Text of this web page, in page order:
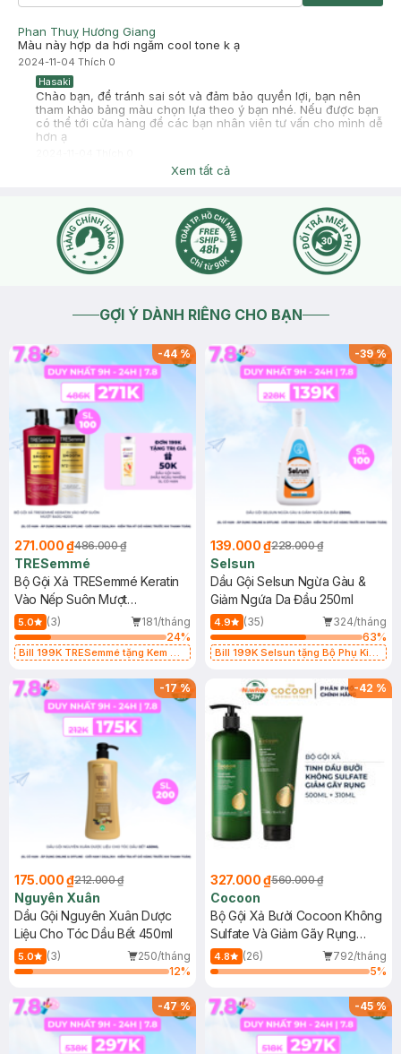
Phan Thuỵ Hương Giang
Màu này hợp da hơi ngăm cool tone k ạ
2024-11-04 Thích 0
Hasaki
Chào bạn, để tránh sai sót và đảm bảo quyền lợi, bạn nên
tham khảo bảng màu chọn lựa theo ý bạn nhé. Nếu được bạn
có thể tới cửa hàng để các bạn nhân viên tư vấn cho mình dễ
hơn ạ
Xem tất cả
GỢI Ý DÀNH RIÊNG CHO BẠN
-44%
271.000 ₫486.000 ₫
TRESemmé
Bộ Gội Xả TRESemmé Keratin
Vào Nếp Suôn Mượt
640g+620g
5.0 (3)
181/tháng
24%
Bill 199K TRESemmé tặng Kem Ủ
-39%
139.000 ₫228.000 ₫
Selsun
Dầu Gội Selsun Ngừa Gàu &
Giảm Ngứa Da Đầu 250ml
4.9 (35)
324/tháng
63%
Bill 199K Selsun tặng Bộ Phụ Kiện
-17%
175.000 ₫212.000 ₫
Nguyên Xuân
Dầu Gội Nguyên Xuân Dược
Liệu Cho Tóc Dầu Bết 450ml
5.0 (3)
250/tháng
12%
-42 %
327.000 ₫560.000 ₫
Cocoon
Bộ Gội Xả Bưởi Cocoon Không
Sulfate Và Giảm Gãy Rụng
500ml+310ml
4.8 (26)
792/tháng
5%
-47% -45%